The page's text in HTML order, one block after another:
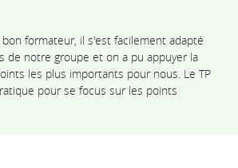
formateur, il s'est facilement adapté
de notre groupe et on a pu appuyer la
les plus importants pour nous. Le TP
pour se focus sur les points